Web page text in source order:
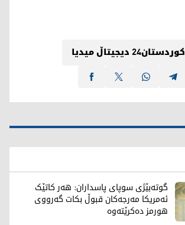
کوردستان24 دیجیتاڵ میدیا
گوتەبێژی سوپای پاسداران: هەر کاتێک
ئەمریکا مەرجەکان قبوڵ بکات گەرووی
هورمز دەکرێتەوە